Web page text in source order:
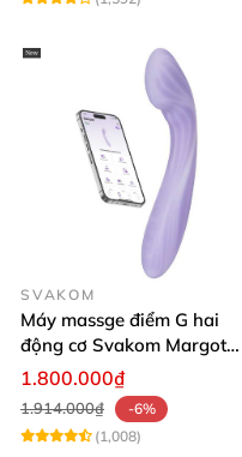
SVAKOM
Máy massge điểm G hai
động cơ Svakom Margot
điều khiển qua app
1.800.000₫
1.914.000₫
-6%
(1,008)